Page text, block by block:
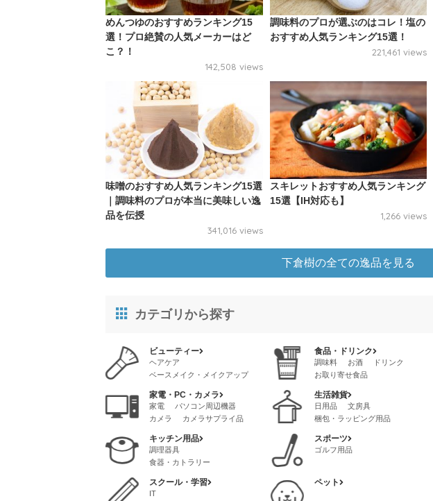
めんつゆのおすすめランキング15
選！プロ絶賛の人気メーカーはど
こ？！
142,508 views
調味料のプロが選ぶのはコレ！塩の
おすすめ人気ランキング15選！
221,461 views
味噌のおすすめ人気ランキング15選
｜調味料のプロが本当に美味しい逸
品を伝授
341,016 views
スキレットおすすめ人気ランキング
15選【IH対応も】
1,266 views
下倉樹の全ての逸品を見る
カテゴリから探す
ビューティー
ヘアケア
ベースメイク・メイクアップ
クリニック・サロン
メイク道具・ケアグッズ
香水・フレグランス
食品・ドリンク
調味料 お酒
ドリンク
お取り寄せ食品
茶葉・インスタントドリンク
冷凍食品・インスタント食品
菓子・スイーツ
家電・PC・カメラ
家電
パソコン周辺機器
カメラ
カメラサプライ品
パソコンソフト
パソコンサプライ品
生活雑貨
日用品
文房具
梱包・ラッピング用品
キッチン用品
調理器具
食器・カトラリー
スポーツ
ゴルフ用品
スクール・学習
IT
ペット